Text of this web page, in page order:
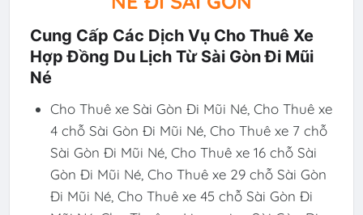
Cung Cấp Các Dịch Vụ Cho Thuê Xe
Hợp Đồng Du Lịch Từ Sài Gòn Đi Mũi
Né
Cho Thuê xe Sài Gòn Đi Mũi Né, Cho Thuê xe
4 chỗ Sài Gòn Đi Mũi Né, Cho Thuê xe 7 chỗ
Sài Gòn Đi Mũi Né, Cho Thuê xe 16 chỗ Sài
Gòn Đi Mũi Né, Cho Thuê xe 29 chỗ Sài Gòn
Đi Mũi Né, Cho Thuê xe 45 chỗ Sài Gòn Đi